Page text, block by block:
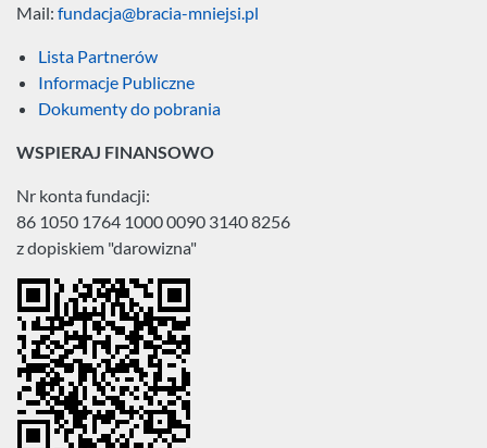
Mail: fundacja@bracia-mniejsi.pl
Lista Partnerów
Informacje Publiczne
Dokumenty do pobrania
WSPIERAJ FINANSOWO
Nr konta fundacji:
86 1050 1764 1000 0090 3140 8256
z dopiskiem "darowizna"